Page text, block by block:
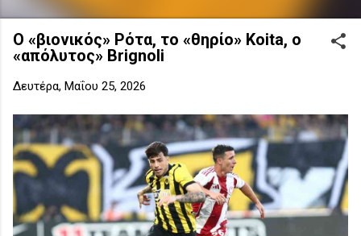
Ο «βιονικός» Ρότα, το «θηρίο» Koita, ο
«απόλυτος» Brignoli
Δευτέρα, Μαΐου 25, 2026